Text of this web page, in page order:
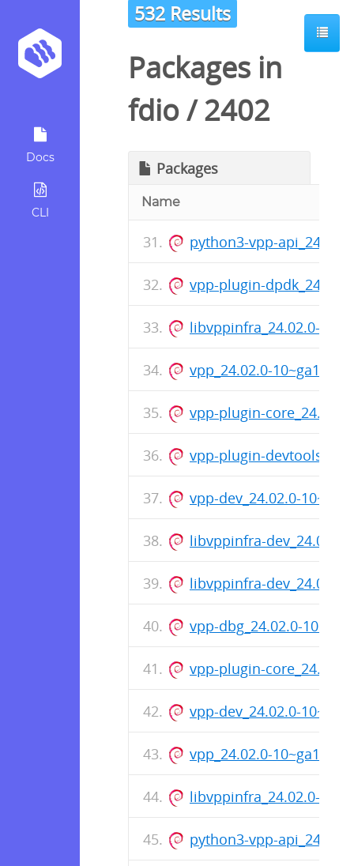
Docs
CLI
532 Results
Packages in
fdio/2402
Packages
Name
python3-vpp-
vpp-plugin-
libvppinfra_24.02.0-
vpp_24.02.0-
vpp-plugin-
vpp-plugin-
vpp-dev_24.02.0-
libvppinfra-dev_24.02.0-
libvppinfra-dev_24.02.0-
vpp-dbg_24.02.0-
vpp-plugin-
vpp-dev_24.02.0-
vpp_24.02.0-
libvppinfra_24.02.0-
python3-vpp-